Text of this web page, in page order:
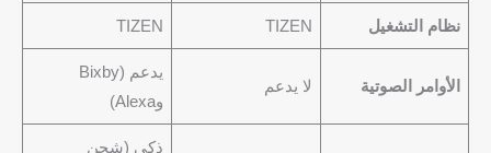
نظام التشغيل TIZEN
TIZEN
الأوامر الصوتية لا يدعم
يدعم (Bixby
وAlexa)
ذكي (شحن